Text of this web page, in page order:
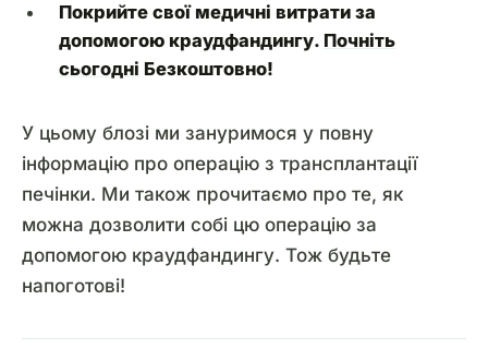
Покрийте свої медичні витрати за
допомогою краудфандингу. Почніть
сьогодні Безкоштовно!
У цьому блозі ми зануримося у повну
інформацію про операцію з трансплантації
печінки. Ми також прочитаємо про те, як
можна дозволити собі цю операцію за
допомогою краудфандингу. Тож будьте
напоготові!